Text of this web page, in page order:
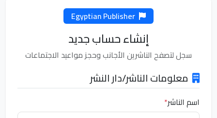
Egyptian Publisher
إنشاء حساب جديد
سجل لتصفح الناشرين الأجانب وحجز مواعيد الاجتماعات
معلومات الناشر/دار النشر
اسم الناشر*